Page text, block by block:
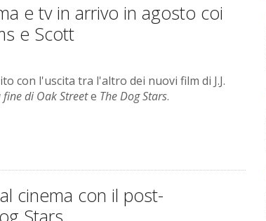
e tv in arrivo in agosto coi
e Scott
con l'uscita tra l'altro dei nuovi film di J.J.
fine di Oak Streete The Dog Stars.
cinema con il post-